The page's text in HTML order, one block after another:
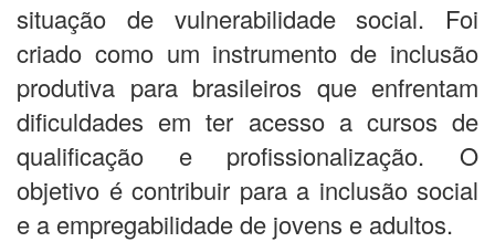
situação de vulnerabilidade social. Foi
criado como um instrumento de inclusão
produtiva para brasileiros que enfrentam
dificuldades em ter acesso a cursos de
qualificação e profissionalização. O
objetivo é contribuir para a inclusão social
e a empregabilidade de jovens e adultos.